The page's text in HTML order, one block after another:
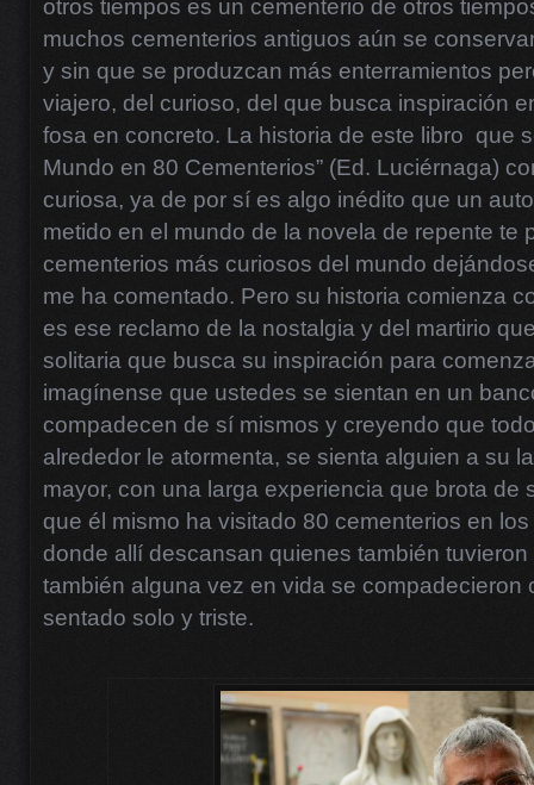
otros tiempos es un cementerio de otros
muchos cementerios antiguos aún se
y sin que se produzcan más enterramientos
viajero, del curioso, del que busca inspiración
fosa en concreto. La historia de este libro que
Mundo en 80 Cementerios” (Ed. Luciérnaga)
curiosa, ya de por sí es algo inédito que un
metido en el mundo de la novela de repente te
cementerios más curiosos del mundo
me ha comentado. Pero su historia comienza
es ese reclamo de la nostalgia y del martirio
solitaria que busca su inspiración para
imagínense que ustedes se sientan en un
compadecen de sí mismos y creyendo que
alrededor le atormenta, se sienta alguien a su
mayor, con una larga experiencia que brota de
que él mismo ha visitado 80 cementerios en
donde allí descansan quienes también
también alguna vez en vida se compadecieron
sentado solo y triste.